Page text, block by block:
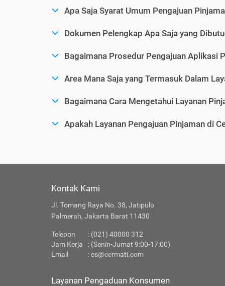
Apa Saja Syarat Umum Pengajuan
Dokumen Pelengkap Apa Saja yang
Bagaimana Prosedur Pengajuan Aplikasi
Area Mana Saja yang Termasuk Dalam
Bagaimana Cara Mengetahui Layanan
Apakah Layanan Pengajuan Pinjaman di
Kontak Kami
Jl. Tomang Raya No. 38, Jatipulo
Palmerah, Jakarta Barat 11430
Telepon
: (021) 40000 312
Jam Kerja
: (Senin-Jumat 9:00-17:00)
Email
:cs@cermati.com
Layanan Pengaduan Konsumen